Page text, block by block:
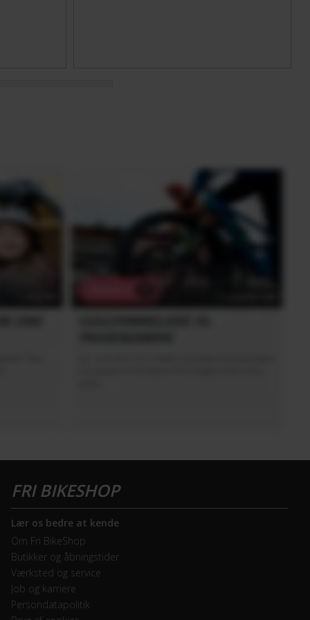
Lær os bedre at kende
Om Fri BikeShop
Butikker og åbningstider
Værksted og service
Job og karriere
Persondatapolitik